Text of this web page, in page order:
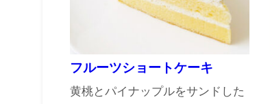
フルーツショートケーキ
黄桃とパイナップルをサンドした